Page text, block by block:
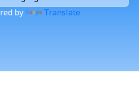
by Translate